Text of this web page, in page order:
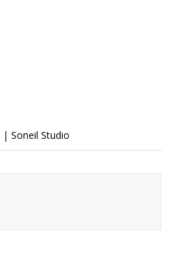
| Soneil Studio